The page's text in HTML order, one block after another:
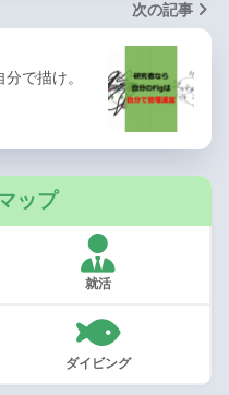
次の記事
で描け。
ップ
就活
ダイビング